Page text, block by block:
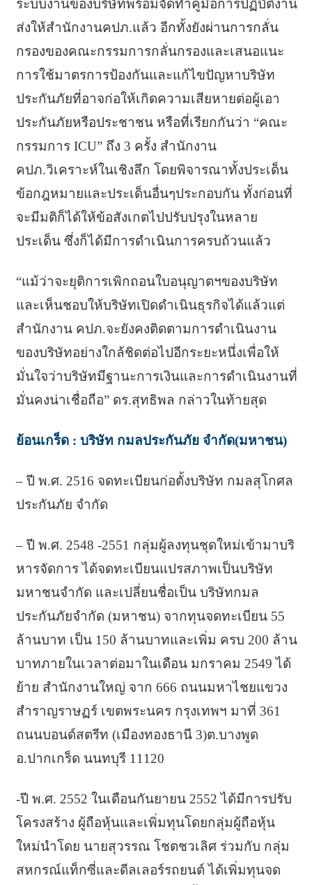
ระบบงานของบริษัทพร้อมจัดทำคู่มือการปฏิบัติงาน
ส่งให้สำนักงานคปภ.แล้ว อีกทั้งยังผ่านการกลั่น
กรองของคณะกรรมการกลั่นกรองและเสนอแนะ
การใช้มาตรการป้องกันและแก้ไขปัญหาบริษัท
ประกันภัยที่อาจก่อให้เกิดความเสียหายต่อผู้เอา
ประกันภัยหรือประชาชน หรือที่เรียกกันว่า “คณะ
กรรมการ ICU” ถึง 3 ครั้ง สำนักงาน
คปภ.วิเคราะห์ในเชิงลึก โดยพิจารณาทั้งประเด็น
ข้อกฎหมายและประเด็นอื่นๆประกอบกัน ทั้งก่อนที่
จะมีมติก็ได้ให้ข้อสังเกตไปปรับปรุงในหลาย
ประเด็น ซึ่งก็ได้มีการดำเนินการครบถ้วนแล้ว
“แม้ว่าจะยุติการเพิกถอนใบอนุญาตฯของบริษัท
และเห็นชอบให้บริษัทเปิดดำเนินธุรกิจได้แล้วแต่
สำนักงาน คปภ.จะยังคงติดตามการดำเนินงาน
ของบริษัทอย่างใกล้ชิดต่อไปอีกระยะหนึ่งเพื่อให้
มั่นใจว่าบริษัทมีฐานะการเงินและการดำเนินงานที่
มั่นคงน่าเชื่อถือ” ดร.สุทธิพล กล่าวในท้ายสุด
ย้อนเกร็ด : บริษัท กมลประกันภัย จำกัด(มหาชน)
– ปี พ.ศ. 2516 จดทะเบียนก่อตั้งบริษัท กมลสุโกศล
ประกันภัย จำกัด
– ปี พ.ศ. 2548 -2551 กลุ่มผู้ลงทุนชุดใหม่เข้ามาบริ
หารจัดการ ได้จดทะเบียนแปรสภาพเป็นบริษัท
มหาชนจำกัด และเปลี่ยนชื่อเป็น บริษัทกมล
ประกันภัยจำกัด (มหาชน) จากทุนจดทะเบียน 55
ล้านบาท เป็น 150 ล้านบาทและเพิ่ม ครบ 200 ล้าน
บาทภายในเวลาต่อมาในเดือน มกราคม 2549 ได้
ย้าย สำนักงานใหญ่ จาก 666 ถนนมหาไชยแขวง
สำราญราษฏร์ เขตพระนคร กรุงเทพฯ มาที่ 361
ถนนบอนด์สตรีท (เมืองทองธานี 3)ต.บางพูด
อ.ปากเกร็ด นนทบุรี 11120
-ปี พ.ศ. 2552 ในเดือนกันยายน 2552 ได้มีการปรับ
โครงสร้าง ผู้ถือหุ้นและเพิ่มทุนโดยกลุ่มผู้ถือหุ้น
ใหม่นำโดย นายสุวรรณ โชตชวเลิศ ร่วมกับ กลุ่ม
สหกรณ์แท็กซี่และดีลเลอร์รถยนต์ ได้เพิ่มทุนจด